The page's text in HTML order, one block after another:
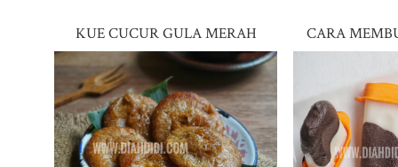
KUE CUCUR GULA MERAH CARA